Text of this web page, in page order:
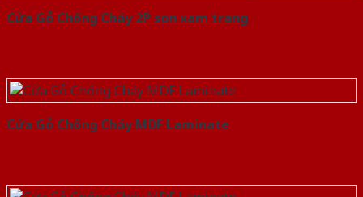
Cửa Gỗ Chống Cháy 2P son xam trang
Cửa Gỗ Chống Cháy MDF Laminate